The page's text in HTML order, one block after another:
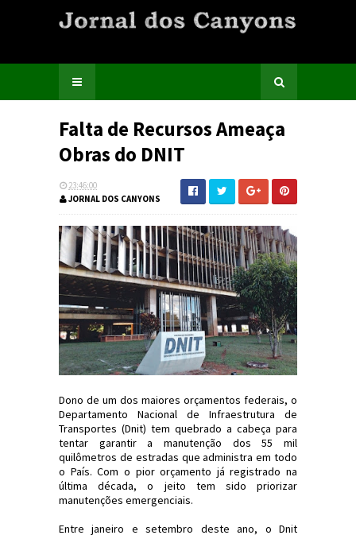
Falta de Recursos Ameaça
Obras do DNIT
23:46:00
JORNAL DOS CANYONS
Dono de um dos maiores orçamentos federais, o
Departamento Nacional de Infraestrutura de
Transportes (Dnit) tem quebrado a cabeça para
tentar garantir a manutenção dos 55 mil
quilômetros de estradas que administra em todo
o País. Com o pior orçamento já registrado na
última década, o jeito tem sido priorizar
manutenções emergenciais.
Entre janeiro e setembro deste ano, o Dnit